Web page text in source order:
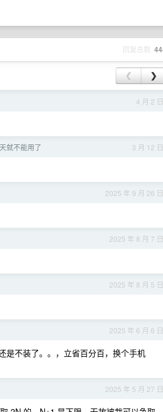
回复总数
❮ ❯
4 月 2 日
3 月 12 日
就不能用了
2025 年 9 月 26 日
2025 年 8 月 7 日
2025 年 8 月 5 日
2025 年 6 月 6 日
是不装了。。，立省百分百，换个手机
2025 年 5 月 27 日